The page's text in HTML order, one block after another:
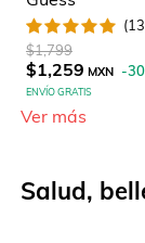
(13
$1,799
$1,259 MXN -30
ENVÍO GRATIS
Ver más
Salud,